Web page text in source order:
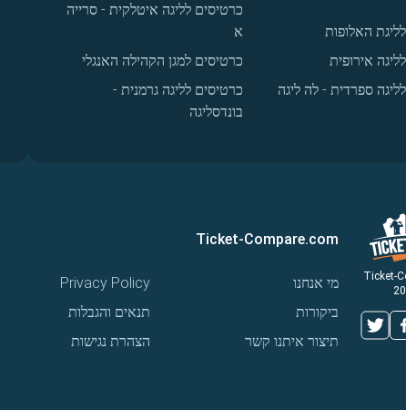
האלופות
אירופית
ספרדית - לה ליגה
כרטיסים לליגה איטלקית - סרייה
א
כרטיסים למגן הקהילה האנגלי
כרטיסים לליגה גרמנית -
בונדסליגה
Ticket-Compare.com
מי אנחנו
ביקורות
תיצור איתנו קשר
Privacy Policy
תנאים והגבלות
הצהרת נגישות